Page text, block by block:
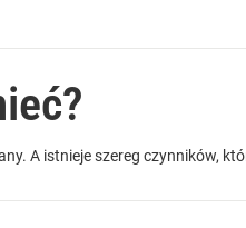
A istnieje szereg czynników,